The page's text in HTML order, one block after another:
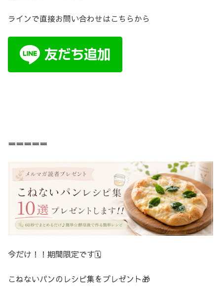
ラインで直接お問い合わせはこちらから
＝＝＝＝＝
今だけ！！期間限定です🗓️
こねないパンのレシピ集をプレゼント🎁